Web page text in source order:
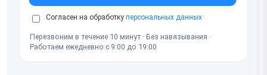
Согласен на обработку персональных данных
Перезвоним в течение 10 минут · Без навязывания ·
Работаем ежедневно с 9:00 до 19:00